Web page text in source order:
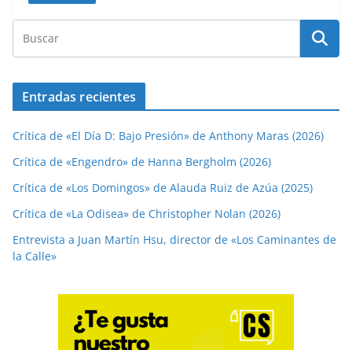
Entradas recientes
Crítica de «El Día D: Bajo Presión» de Anthony Maras (2026)
Crítica de «Engendro» de Hanna Bergholm (2026)
Crítica de «Los Domingos» de Alauda Ruiz de Azúa (2025)
Crítica de «La Odisea» de Christopher Nolan (2026)
Entrevista a Juan Martín Hsu, director de «Los Caminantes de
la Calle»